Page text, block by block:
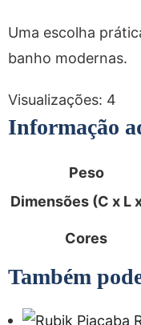
Uma escolha
banho modernas.
Visualizações: 4
Informação
Peso
Dimensões (C x L
Cores
Também